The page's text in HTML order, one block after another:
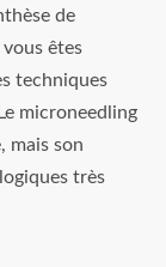
de
êtes
techniques
microneedling
mais son
très